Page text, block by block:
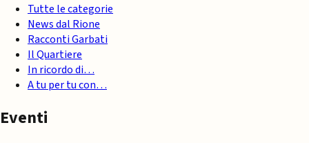
Tutte le categorie
News dal Rione
Racconti Garbati
Il Quartiere
In ricordo di…
A tu per tu con…
Eventi